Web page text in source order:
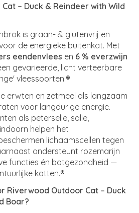
– Duck & Reindeer with Wild
is graan- & glutenvrij en
de energieke buitenkat. Met
eendenvlees en 6 % everzwijn
gevarieerde, licht verteerbare
vleessoorten.®
erwten en zetmeel als langzaam
voor langdurige energie.
als peterselie, salie,
helpen het
lichaamscellen tegen
ondersteunt rozemarijn
functies én botgezondheid —
katten.®
Riverwood Outdoor Cat – Duck
Boar?